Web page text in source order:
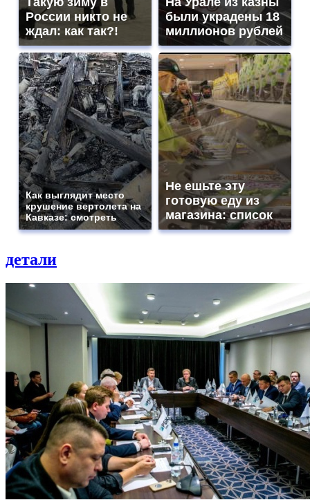
России никто не
ждал: как так?!
были украдены 18
миллионов рублей
Как выглядит место
крушение вертолета на
Кавказе: смотреть
Не ешьте эту
готовую еду из
магазина: список
детали